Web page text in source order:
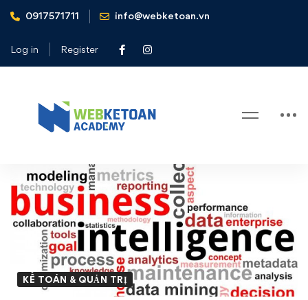
0917571711 info@webketoan.vn
Log in Register
Home Kế toán & Quản trị BI - Business Intelligence
Blog
–
Business
Intelligence
KẾ TOÁN & QUẢN TRỊ